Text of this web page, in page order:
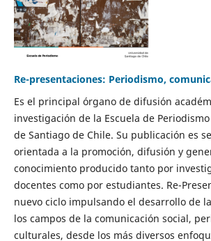
Re-presentaciones: Periodismo,
Es el principal órgano de difusión
investigación de la Escuela de
de Santiago de Chile. Su publicación es
orientada a la promoción, difusión y
conocimiento producido tanto por
docentes como por estudiantes. Re-
nuevo ciclo impulsando el desarrollo de
los campos de la comunicación social,
culturales, desde los más diversos